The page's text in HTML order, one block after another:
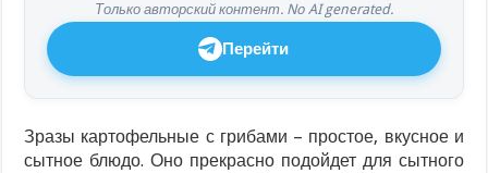
Только авторский контент. No AI generated.
Перейти
Зразы картофельные с грибами – простое, вкусное и
сытное блюдо. Оно прекрасно подойдет для сытного